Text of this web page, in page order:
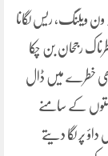
ون ویلنگ، ریس لگانا
رجحان بن چکا
بھی خطرے میں ڈال
کے سامنے
پر لگا دیتے